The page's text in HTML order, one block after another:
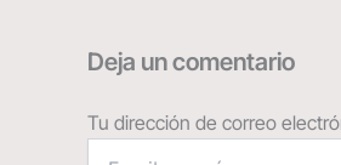
Deja un comentario
Tu dirección de correo